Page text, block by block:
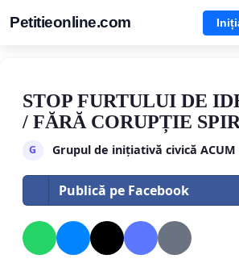
Petitieonline.com
STOP FURTULUI DE
/ FĂRĂ CORUPȚIE
G Grupul de inițiativă civică ACUM
Publică pe Facebook